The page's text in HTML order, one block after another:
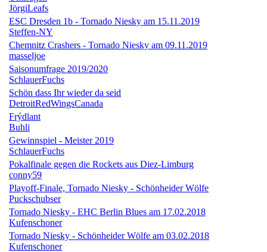
JörgiLeafs
ESC Dresden 1b - Tornado Niesky am 15.11.2019
Steffen-NY
Chemnitz Crashers - Tornado Niesky am 09.11.2019
masseljoe
Saisonumfrage 2019/2020
SchlauerFuchs
Schön dass Ihr wieder da seid
DetroitRedWingsCanada
Frýdlant
Buhli
Gewinnspiel - Meister 2019
SchlauerFuchs
Pokalfinale gegen die Rockets aus Diez-Limburg
conny59
Playoff-Finale, Tornado Niesky - Schönheider Wölfe
Puckschubser
Tornado Niesky - EHC Berlin Blues am 17.02.2018
Kufenschoner
Tornado Niesky - Schönheider Wölfe am 03.02.2018
Kufenschoner